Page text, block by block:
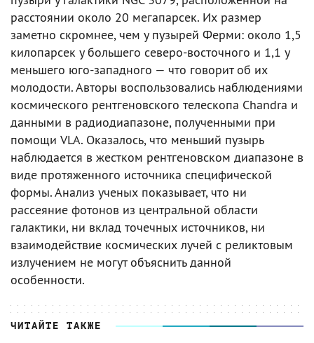
расстоянии около 20 мегапарсек. Их размер
заметно скромнее, чем у пузырей Ферми: около 1,5
килопарсек у большего северо-восточного и 1,1 у
меньшего юго-западного — что говорит об их
молодости. Авторы воспользовались наблюдениями
космического рентгеновского телескопа Chandra и
данными в радиодиапазоне, полученными при
помощи VLA. Оказалось, что меньший пузырь
наблюдается в жестком рентгеновском диапазоне в
виде протяженного источника специфической
формы. Анализ ученых показывает, что ни
рассеяние фотонов из центральной области
галактики, ни вклад точечных источников, ни
взаимодействие космических лучей с реликтовым
излучением не могут объяснить данной
особенности.
ЧИТАЙТЕ ТАКЖЕ